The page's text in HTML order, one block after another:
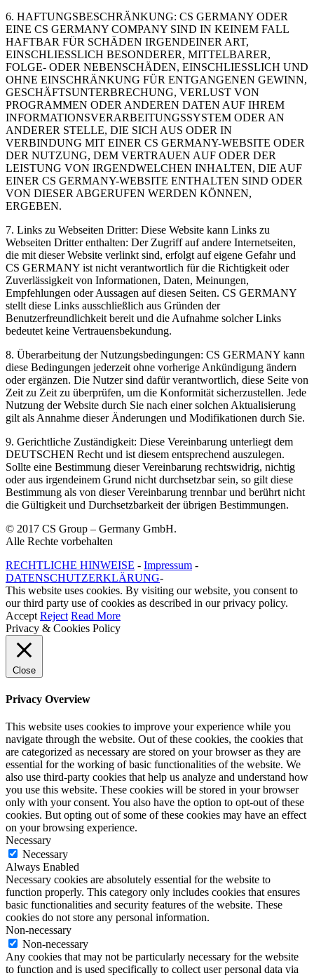
6. HAFTUNGSBESCHRÄNKUNG: CS GERMANY ODER
EINE CS GERMANY COMPANY SIND IN KEINEM FALL
HAFTBAR FÜR SCHÄDEN IRGENDEINER ART,
EINSCHLIESSLICH BESONDERER, MITTELBARER,
FOLGE- ODER NEBENSCHÄDEN, EINSCHLIESSLICH UND
OHNE EINSCHRÄNKUNG FÜR ENTGANGENEN GEWINN,
GESCHÄFTSUNTERBRECHUNG, VERLUST VON
PROGRAMMEN ODER ANDEREN DATEN AUF IHREM
INFORMATIONSVERARBEITUNGSSYSTEM ODER AN
ANDERER STELLE, DIE SICH AUS ODER IN
VERBINDUNG MIT EINER CS GERMANY-WEBSITE ODER
DER NUTZUNG, DEM VERTRAUEN AUF ODER DER
LEISTUNG VON IRGENDWELCHEN INHALTEN, DIE AUF
EINER CS GERMANY-WEBSITE ENTHALTEN SIND ODER
VON DIESER ABGERUFEN WERDEN KÖNNEN,
ERGEBEN.
7. Links zu Webseiten Dritter: Diese Website kann Links zu
Webseiten Dritter enthalten: Der Zugriff auf andere Internetseiten,
die mit dieser Website verlinkt sind, erfolgt auf eigene Gefahr und
CS GERMANY ist nicht verantwortlich für die Richtigkeit oder
Zuverlässigkeit von Informationen, Daten, Meinungen,
Empfehlungen oder Aussagen auf diesen Seiten. CS GERMANY
stellt diese Links ausschließlich aus Gründen der
Benutzerfreundlichkeit bereit und die Aufnahme solcher Links
bedeutet keine Vertrauensbekundung.
8. Überarbeitung der Nutzungsbedingungen: CS GERMANY kann
diese Bedingungen jederzeit ohne vorherige Ankündigung ändern
oder ergänzen. Die Nutzer sind dafür verantwortlich, diese Seite von
Zeit zu Zeit zu überprüfen, um die Konformität sicherzustellen. Jede
Nutzung der Website durch Sie nach einer solchen Aktualisierung
gilt als Annahme dieser Änderungen und Modifikationen durch Sie.
9. Gerichtliche Zuständigkeit: Diese Vereinbarung unterliegt dem
DEUTSCHEN Recht und ist diesem entsprechend auszulegen.
Sollte eine Bestimmung dieser Vereinbarung rechtswidrig, nichtig
oder aus irgendeinem Grund nicht durchsetzbar sein, so gilt diese
Bestimmung als von dieser Vereinbarung trennbar und berührt nicht
die Gültigkeit und Durchsetzbarkeit der übrigen Bestimmungen.
© 2017 CS Group – Germany GmbH.
Alle Rechte vorbehalten
RECHTLICHE HINWEISE - Impressum -
DATENSCHUTZERKLÄRUNG-
This website uses cookies. By visiting our website, you consent to
our third party use of cookies as described in our privacy policy.
Accept Reject Read More
Privacy & Cookies Policy
Close
Privacy Overview
This website uses cookies to improve your experience while you
navigate through the website. Out of these cookies, the cookies that
are categorized as necessary are stored on your browser as they are
essential for the working of basic functionalities of the website. We
also use third-party cookies that help us analyze and understand how
you use this website. These cookies will be stored in your browser
only with your consent. You also have the option to opt-out of these
cookies. But opting out of some of these cookies may have an effect
on your browsing experience.
Necessary
Necessary
Always Enabled
Necessary cookies are absolutely essential for the website to
function properly. This category only includes cookies that ensures
basic functionalities and security features of the website. These
cookies do not store any personal information.
Non-necessary
Non-necessary
Any cookies that may not be particularly necessary for the website
to function and is used specifically to collect user personal data via